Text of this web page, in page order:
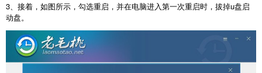
3、接着，如图所示，勾选重启，并在电脑进入第一次重启时，拔掉u盘启
动盘。